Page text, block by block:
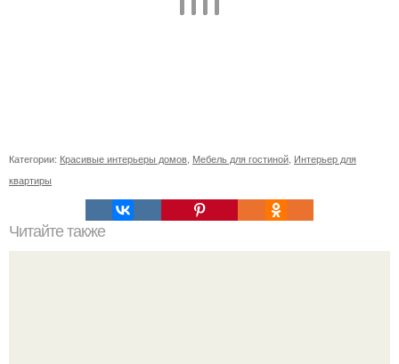
Категории: Красивые интерьеры домов Мебель для гостиной Интерьер для
квартиры
Читайте также